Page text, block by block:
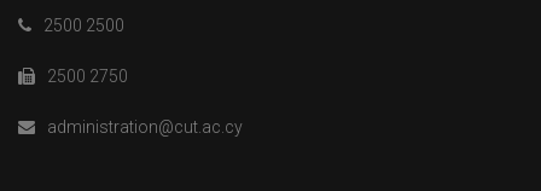
2500 2500
2500 2750
administration@cut.ac.cy